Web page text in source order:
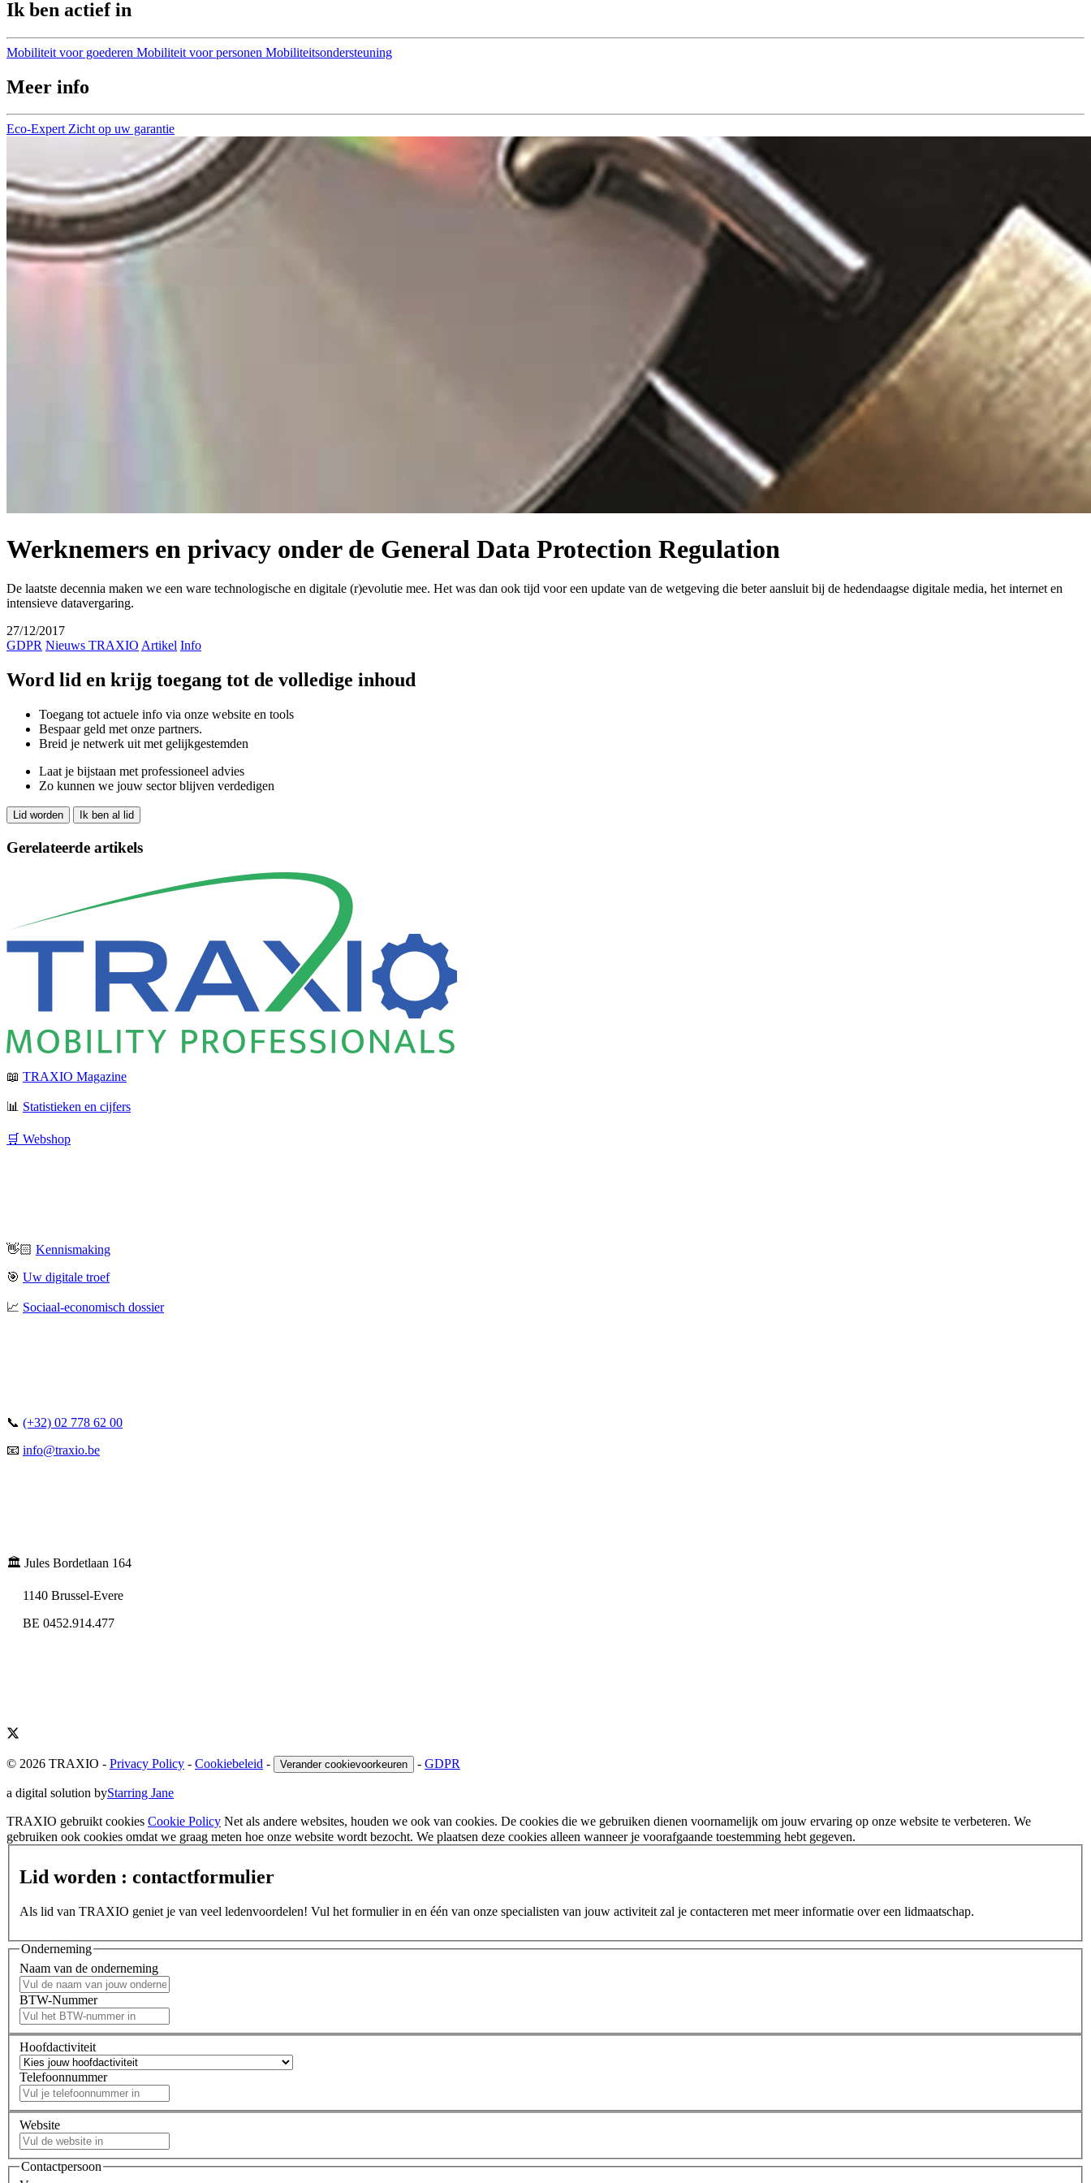
Ik ben actief in
Mobiliteit voor goederen Mobiliteit voor personen Mobiliteitsondersteuning
Meer info
Eco-Expert Zicht op uw garantie
Werknemers en privacy onder de General Data Protection Regulation
De laatste decennia maken we een ware technologische en digitale (r)evolutie mee. Het was dan ook tijd voor een update van de wetgeving die beter aansluit bij de hedendaagse digitale media, het internet en
intensieve datavergaring.
27/12/2017
GDPR Nieuws TRAXIO Artikel Info
Word lid en krijg toegang tot de volledige inhoud
Toegang tot actuele info via onze website en tools
Bespaar geld met onze partners.
Breid je netwerk uit met gelijkgestemden
Laat je bijstaan met professioneel advies
Zo kunnen we jouw sector blijven verdedigen
Lid worden Ik ben al lid
Gerelateerde artikels
📖 TRAXIO Magazine
📊 Statistieken en cijfers
🛒 Webshop
👋🏻 Kennismaking
🎯 Uw digitale troef
📈 Sociaal-economisch dossier
📞 (+32) 02 778 62 00
📧 info@traxio.be
🏛️ Jules Bordetlaan 164
1140 Brussel-Evere
BE 0452.914.477
© 2026 TRAXIO - Privacy Policy - Cookiebeleid - Verander cookievoorkeuren - GDPR
a digital solution byStarring Jane
TRAXIO gebruikt cookies Cookie Policy Net als andere websites, houden we ook van cookies. De cookies die we gebruiken dienen voornamelijk om jouw ervaring op onze website te verbeteren. We
gebruiken ook cookies omdat we graag meten hoe onze website wordt bezocht. We plaatsen deze cookies alleen wanneer je voorafgaande toestemming hebt gegeven.
Lid worden : contactformulier
Als lid van TRAXIO geniet je van veel ledenvoordelen! Vul het formulier in en één van onze specialisten van jouw activiteit zal je contacteren met meer informatie over een lidmaatschap.
Onderneming
Naam van de onderneming
BTW-Nummer
Hoofdactiviteit
Telefoonnummer
Website
Contactpersoon